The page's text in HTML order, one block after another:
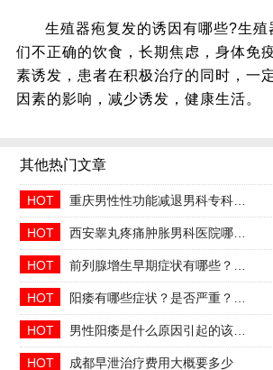
生殖器疱复发的诱因有哪些?生殖
们不正确的饮食，长期焦虑，身体免
素诱发，患者在积极治疗的同时，一
因素的影响，减少诱发，健康生活。
其他热门文章
HOT 重庆男性性功能减退男科专科2026年中医调理哪家好
HOT 西安睾丸疼痛肿胀男科医院哪家正规收费合理透明
HOT 前列腺增生早期症状有哪些？2026治疗方法与日常预防指南
HOT 阳痿有哪些症状？是否严重？会自己好吗
HOT 男性阳痿是什么原因引起的该如何治疗
HOT 成都早泄治疗费用大概要多少